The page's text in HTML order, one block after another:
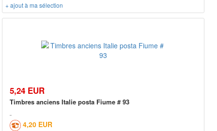
+ ajout à ma sélection
5,24 EUR
Timbres anciens Italie posta Fiume # 93
4,20 EUR